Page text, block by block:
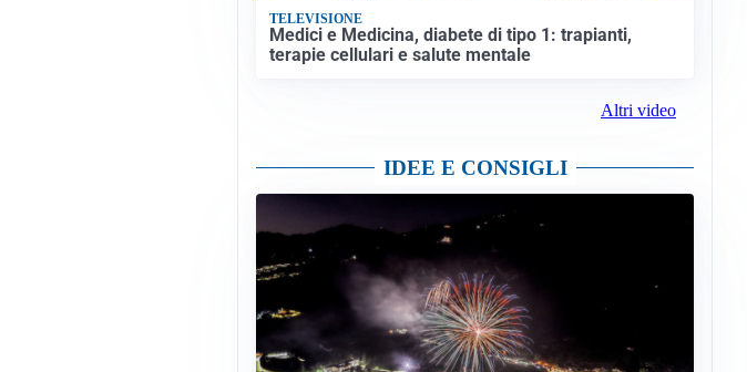
TELEVISIONE
Medici e Medicina, diabete di tipo 1: trapianti,
terapie cellulari e salute mentale
Altri video
IDEE E CONSIGLI